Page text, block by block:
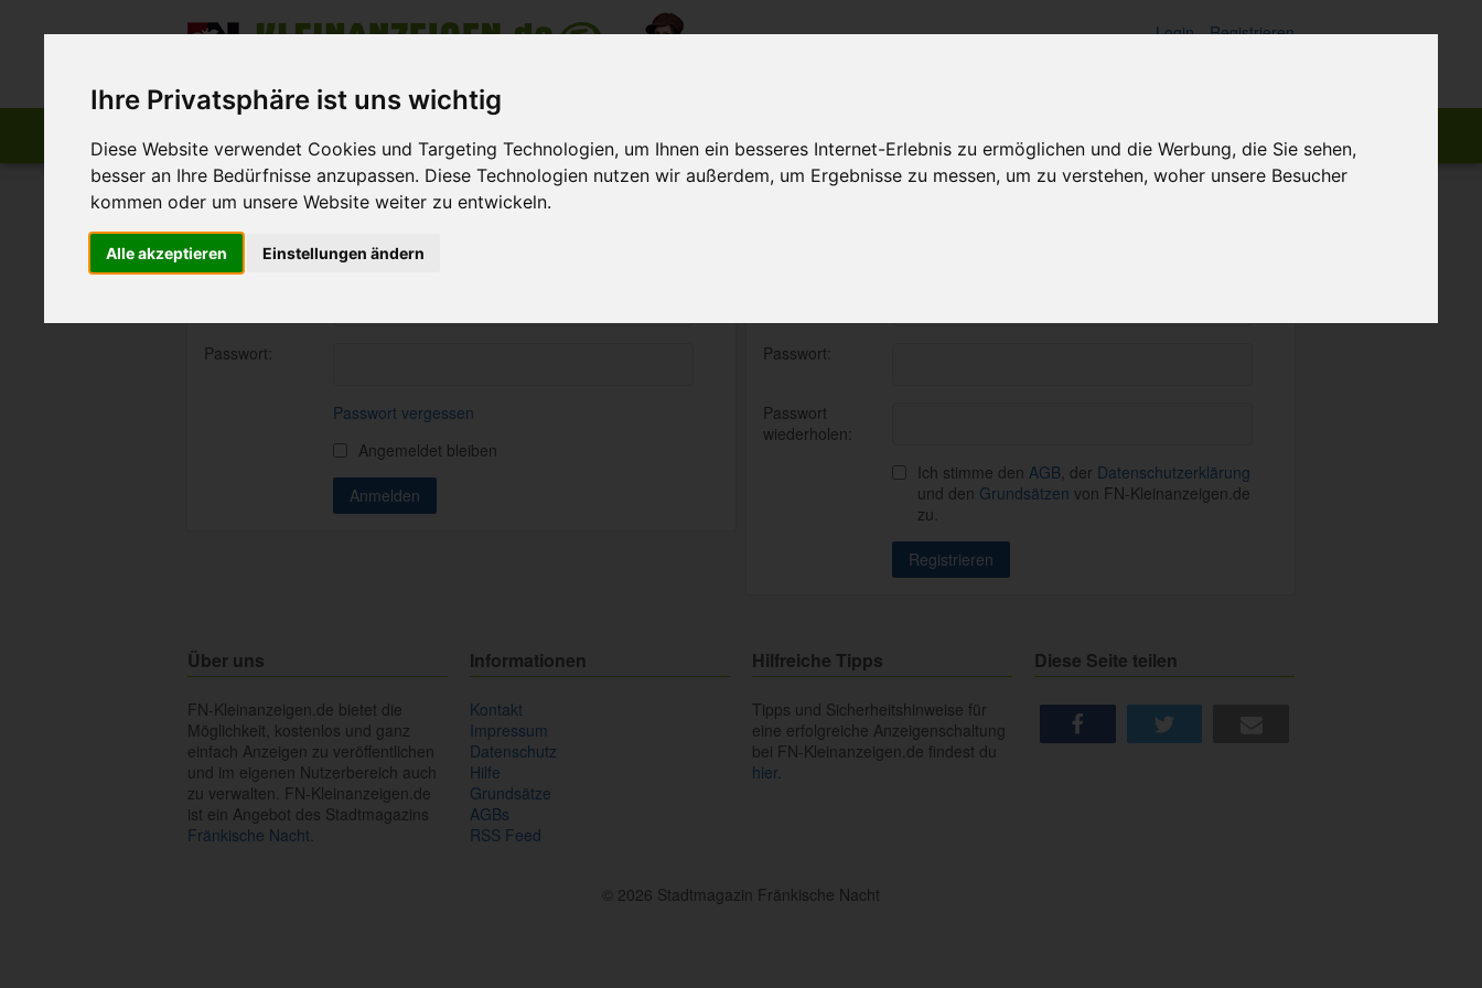
Ihre Privatsphäre ist uns wichtig
Diese Website verwendet Cookies und Targeting Technologien, um Ihnen ein besseres Internet-Erlebnis zu ermöglichen und die Werbung, die Sie sehen,
besser an Ihre Bedürfnisse anzupassen. Diese Technologien nutzen wir außerdem, um Ergebnisse zu messen, um zu verstehen, woher unsere Besucher
kommen oder um unsere Website weiter zu entwickeln.
Alle akzeptieren Einstellungen ändern
Login Registrieren
FN-Kleinanzeigen>Login
Login
Passwort:
Passwort vergessen
Angemeldet bleiben
Passwort:
Passwort
wiederholen:
Ich stimme den AGB, der Datenschutzerklärung
und den Grundsätzen von FN-Kleinanzeigen.de
zu.
Über uns
FN-Kleinanzeigen.de bietet die
Möglichkeit, kostenlos und ganz
einfach Anzeigen zu veröffentlichen
und im eigenen Nutzerbereich auch
zu verwalten. FN-Kleinanzeigen.de
ist ein Angebot des Stadtmagazins
Fränkische Nacht.
Informationen
Kontakt
Impressum
Datenschutz
Hilfe
Grundsätze
AGBs
RSS Feed
Hilfreiche Tipps
Tipps und Sicherheitshinweise für
eine erfolgreiche Anzeigenschaltung
bei FN-Kleinanzeigen.de findest du
hier.
Diese Seite teilen
© 2026 Stadtmagazin Fränkische Nacht